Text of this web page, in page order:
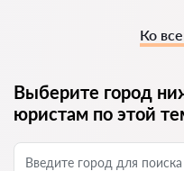
Ко
Выберите город
юристам по этой